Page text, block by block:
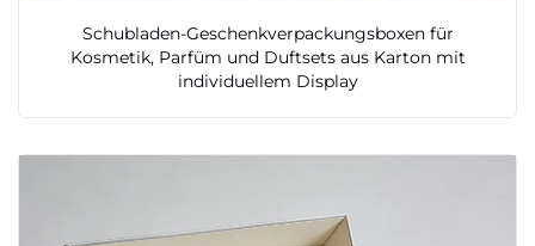
Schubladen-Geschenkverpackungsboxen für
Kosmetik, Parfüm und Duftsets aus Karton mit
individuellem Display